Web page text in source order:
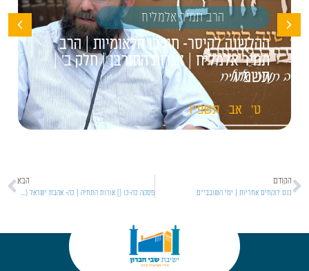
הרב תמיר אלמליח
ההלשנה לקיסר- חורבן הלאומיות | הרב
תמיר אלמליח | אגדות החורבן | חלק ב' |
תשפ"ו
ט' אב תשפ"ו
הקודם
כנס לוקחים אחריות | ימי השובבי"ם
הבא
פסקה כה-כו [] אורות התחיה | כה- אהבת ישראל (7) כו- אמונה